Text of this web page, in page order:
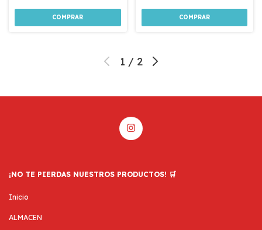
1 / 2
¡NO TE PIERDAS NUESTROS PRODUCTOS! 🛒
Inicio
ALMACEN